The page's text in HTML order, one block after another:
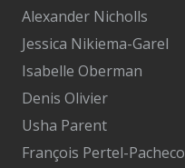
Alexander Nicholls
Jessica Nikiema-Garel
Isabelle Oberman
Denis Olivier
Usha Parent
François Pertel-Pacheco